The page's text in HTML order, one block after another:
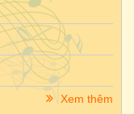
Xem thêm